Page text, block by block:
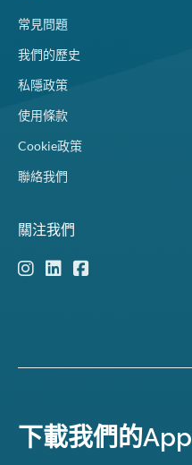
常見問題
我們的歷史
私隱政策
使用條款
Cookie政策
聯絡我們
關注我們
下載我們的App